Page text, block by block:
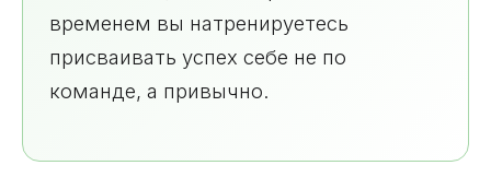
временем вы натренируетесь
присваивать успех себе не по
команде, а привычно.